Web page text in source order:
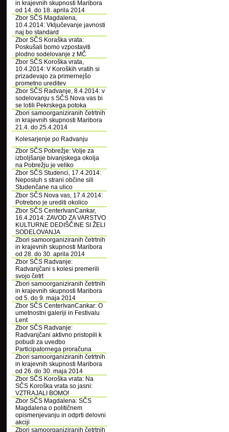
in krajevnih skupnosti Maribora
od 14. do 18. aprila 2014
Zbor SČS Magdalena,
10.4.2014: Vključevanje javnosti
naj bo standard
Zbor SČS Koraška vrata:
Poskušali bomo vzpostaviti
plodno sodelovanje z MČ
Zbor SČS Koroška vrata,
10.4.2014: V Koroških vratih si
prizadevajo za primernejšo
prometno ureditev
Zbor SČS Radvanje, 8.4.2014: v
sodelovanju s SČS Nova vas bi
se lotili Pekrskega potoka
Zbori samoorganiziranih četrtnih
in krajevnih skupnosti Maribora
21.4. do 25.4.2014
Kolesarjenje po Radvanju
Zbor SČS Pobrežje: Volje za
izboljšanje bivanjskega okolja
na Pobrežju je veliko
Zbor SČS Studenci, 17.4.2014:
Neposluh s strani občine sili
Studenčane na ulico
Zbor SČS Nova vas, 17.4.2014:
Potrebno je urediti okolico
Zbor SČS CenterIvanCankar,
16.4.2014: ZAVOD ZA VARSTVO
KULTURNE DEDIŠČINE SI ŽELI
SODELOVANJA
Zbori samoorganiziranih četrtnih
in krajevnih skupnosti Maribora
od 28. do 30. aprila 2014
Zbor SČS Radvanje:
Radvanjčani s kolesi premerili
svojo četrt
Zbori samoorganiziranih četrtnih
in krajevnih skupnosti Maribora
od 5. do 9. maja 2014
Zbor SČS CenterIvanCankar: O
umetnostni galeriji in Festivalu
Lent
Zbor SČS Radvanje:
Radvanjčani aktivno pristopili k
pobudi za uvedbo
Participatornega proračuna
Zbori samoorganiziranih četrtnih
in krajevnih skupnosti Maribora
od 26. do 30. maja 2014
Zbor SČS Koroška vrata: Na
SČS Koroška vrata so jasni:
VZTRAJALI BOMO!
Zbor SČS Magdalena: SČS
Magdalena o političnem
opismenjevanju in odprti delovni
akciji
Zbori samoorganiziranih četrtnih